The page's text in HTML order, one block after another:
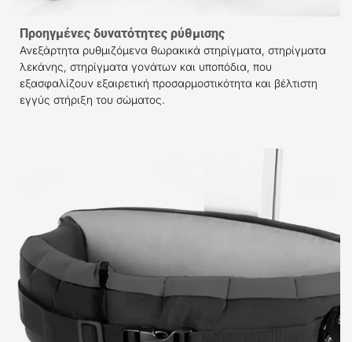
Προηγμένες δυνατότητες ρύθμισης
Ανεξάρτητα ρυθμιζόμενα θωρακικά στηρίγματα, στηρίγματα
λεκάνης, στηρίγματα γονάτων και υποπόδια, που
εξασφαλίζουν εξαιρετική προσαρμοστικότητα και βέλτιστη
εγγύς στήριξη του σώματος.